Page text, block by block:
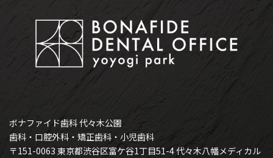
ボナファイド歯科 代々木公園
歯科・口腔外科・矯正歯科・小児歯科
〒151-0063 東京都渋谷区富ケ谷1丁目51-4 代々木八幡メディカル